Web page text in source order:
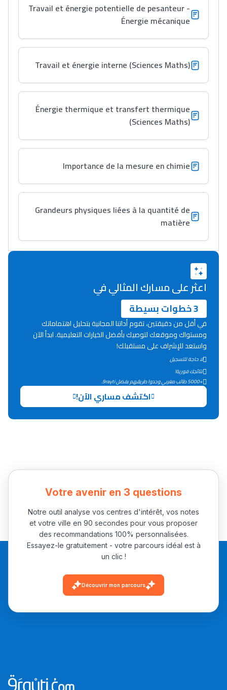
التعليم الثانوي الإعدادي
Post-Bac
+ de 78 Sujets
+ de 89 Interviews/Vidéos
ما يزيد عن 149 مهنة
دليل التوجيه
التوجيه بالثانوي و الإعدادي
يلقاو التوازن من الدّاخل
ومن الخارج، بشرى
أمسكين بنات مسارها
خطوة بخطوة - مترجم
القراية و الخدمة فمجال
تقويم البصر مع المختصّة
مسار عبد العزيز فتيشي،
Travail et énergie potentielle de pesanteur -
Énergie mécanique
Travail et énergie interne (Sciences Maths)
Énergie thermique et transfert thermique
(Sciences Maths)
Importance de la mesure en chimie
Grandeurs physiques liées à la quantité de
matière
اعثر على مسارك المثالي في
3 خطوات بسيطة
في أقل من دقيقتين، تقوم أداتنا المجانية بتحليل اهتماماتك
ومستواك وموقعك لتوصيك بأفضل الخيارات التعليمية. ابدأ الآن
واستعد للإشراف على مستقبلك!
لا حاجة للتسجيل
نتائجك فورية!
+5000 طالب مغربي وجدوا طريقهم بفضل 9rayti.
اكتشف مساري الآن!
Votre avenir en 3 questions
Notre outil analyse vos centres d'intérêt, vos notes
et votre ville en 90 secondes pour vous proposer
des recommandations 100% personnalisées.
Essayez-le gratuitement - votre parcours idéal est à
un clic !
Découvrir mon parcours